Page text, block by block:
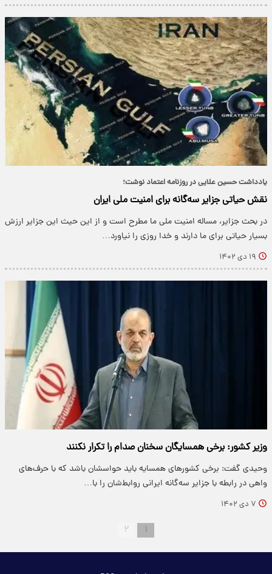
یادداشت حسین علایی در روزنامه اعتماد نوشت؛
نقش حیاتی جزایر سه‌گانه برای امنیت ملی ایران
در بحث جزایر، مساله امنیت ملی ما مطرح است و از این حیث این جزایر ارزش
بسیار حیاتی برای ما دارند و خدا روزی را نیاورد…
۱۹ دی ۱۴۰۲
وزیر کشور: برخى همسایگان سخنان صدام را تکرار نکنند
وحیدی گفت: برخی کشور‌های همسایه باید حواسشان باشد که با حرف‌های
واهی در رابطه با جزایر سه‌گانه ایرانی روابط‌شان را با…
۷ دی ۱۴۰۲
۱ ۲